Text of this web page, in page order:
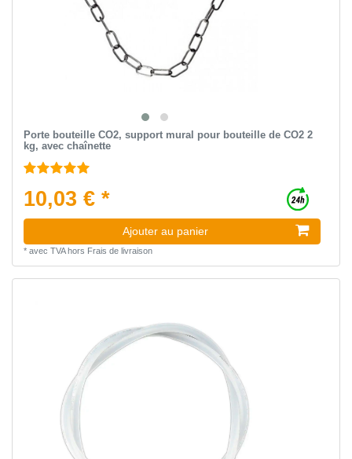
Porte bouteille CO2, support mural pour bouteille de CO2 2
kg, avec chaînette
10,03 € *
Ajouter au panier
* avec TVAhors Frais de livraison